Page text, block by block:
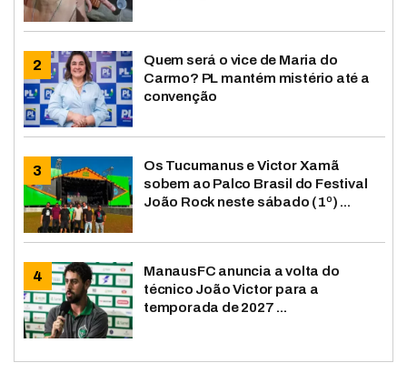
Quem será o vice de Maria do
Carmo? PL mantém mistério até a
convenção
Os Tucumanus e Victor Xamã
sobem ao Palco Brasil do Festival
João Rock neste sábado (1º) ...
ManausFC anuncia a volta do
técnico João Victor para a
temporada de 2027 ...